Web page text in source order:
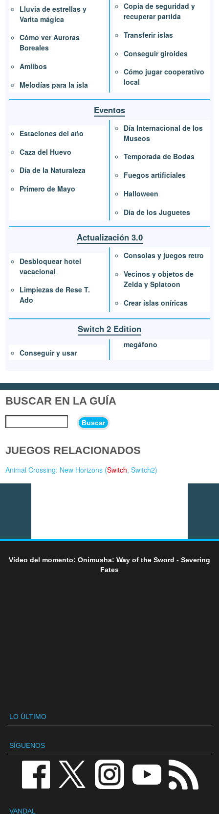
Lluvia de estrellas y
Varita mágica
Cómo ver Auroras
Boreales
Amiibos
Melodías para la isla
Copia de seguridad y
recuperar partida
Transferir islas
Conseguir giroides
Cómo jugar cooperativo
local
Eventos
Estaciones del año
Caza del Huevo
Día de la Naturaleza
Primero de Mayo
Día Internacional de los
Museos
Temporada de Bodas
Fuegos artificiales
Halloween
Día de los Juguetes
Actualización 3.0
Desbloquear hotel
vacacional
Limpiezas de Rese T.
Ado
Consolas y juegos retro
Vecinos y objetos de
Zelda y Splatoon
Crear islas oníricas
Switch 2 Edition
Conseguir y usar
megáfono
BUSCAR EN LA GUÍA
Buscar
JUEGOS RELACIONADOS
Animal Crossing: New Horizons (Switch,Switch2)
Vídeo del momento: Onimusha: Way of the Sword - Severing
Fates
LO ÚLTIMO
SÍGUENOS
VANDAL